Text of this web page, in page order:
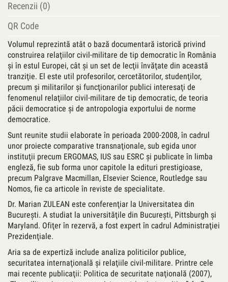
Recenzii (0)
QR Code
Volumul reprezintă atât o bază documentară istorică privind
construirea relaţiilor civil-militare de tip democratic în România
şi în estul Europei, cât şi un set de lecţii învăţate din această
tranziţie. El este util profesorilor, cercetătorilor, studenţilor,
precum şi militarilor şi funcţionarilor publici interesaţi de
fenomenul relaţiilor civil-militare de tip democratic, de teoria
păcii democratice şi de antropologia exportului de norme
democratice.
Sunt reunite studii elaborate în perioada 2000-2008, în cadrul
unor proiecte comparative transnaţionale, sub egida unor
instituţii precum ERGOMAS, IUS sau ESRC şi publicate în limba
engleză, fie sub forma unor capitole la edituri prestigioase,
precum Palgrave ­Macmillan, Elsevier Science, Routledge sau
Nomos, fie ca articole în reviste de specialitate.
Dr. Marian ZULEAN este conferenţiar la Universitatea din
Bucureşti. A studiat la universităţile din Bucureşti, Pittsburgh şi
Maryland. Ofiţer în rezervă, a fost expert în cadrul Administraţiei
Prezidenţiale.
Aria sa de expertiză include analiza politicilor publice,
securitatea internaţională şi relaţiile civil-militare. Printre cele
mai recente publicaţii: Politica de securitate naţională (2007),